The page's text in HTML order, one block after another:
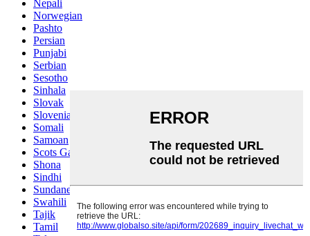
Nepali
Norwegian
Pashto
Persian
Punjabi
Serbian
Sesotho
Sinhala
Slovak
Slovenian
Somali
Samoan
Scots Gaelic
Shona
Sindhi
Sundanese
Swahili
Tajik
Tamil